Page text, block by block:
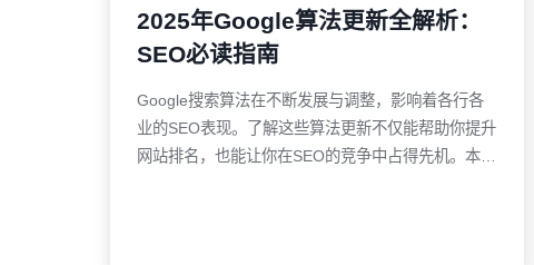
2025年Google算法更新全解析：
SEO必读指南
Google搜索算法在不断发展与调整，影响着各行各
业的SEO表现。了解这些算法更新不仅能帮助你提升
网站排名，也能让你在SEO的竞争中占得先机。本文